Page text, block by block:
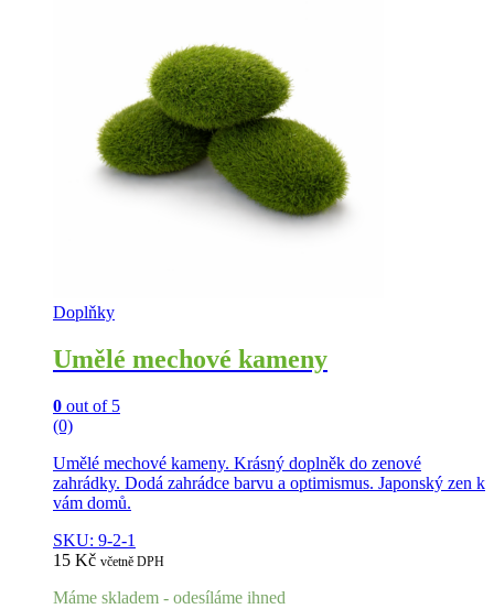
Doplňky
Umělé mechové kameny
0 out of 5
(0)
Umělé mechové kameny. Krásný doplněk do zenové
zahrádky. Dodá zahrádce barvu a optimismus. Japonský zen k
vám domů.
SKU: 9-2-1
15 Kč včetně DPH
Máme skladem - odesíláme ihned